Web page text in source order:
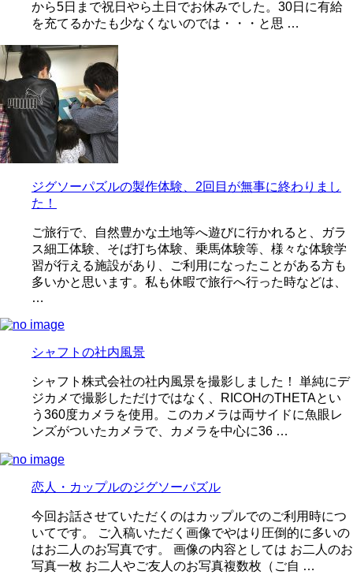
から5日まで祝日やら土日でお休みでした。30日に有給
を充てるかたも少なくないのでは・・・と思 …
ジグソーパズルの製作体験、2回目が無事に終わりまし
た！
ご旅行で、自然豊かな土地等へ遊びに行かれると、ガラ
ス細工体験、そば打ち体験、乗馬体験等、様々な体験学
習が行える施設があり、ご利用になったことがある方も
多いかと思います。私も休暇で旅行へ行った時などは、
…
シャフトの社内風景
シャフト株式会社の社内風景を撮影しました！ 単純にデ
ジカメで撮影しただけではなく、RICOHのTHETAとい
う360度カメラを使用。このカメラは両サイドに魚眼レ
ンズがついたカメラで、カメラを中心に36 …
恋人・カップルのジグソーパズル
今回お話させていただくのはカップルでのご利用時につ
いてです。 ご入稿いただく画像でやはり圧倒的に多いの
はお二人のお写真です。 画像の内容としては お二人のお
写真一枚 お二人やご友人のお写真複数枚（ご自 …